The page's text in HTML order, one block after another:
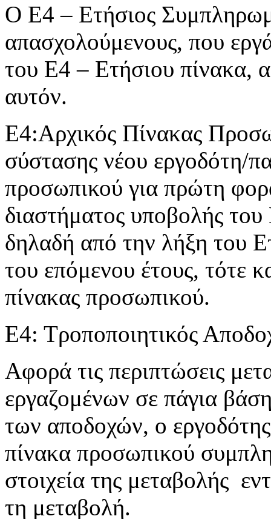
Ο Ε4 – Ετήσιος
απασχολούμενους, που
του Ε4 – Ετήσιου πίνακα,
αυτόν.
Ε4:Αρχικός Πίνακας
σύστασης νέου εργοδότη/
προσωπικού για πρώτη
διαστήματος υποβολής
δηλαδή από την λήξη του
του επόμενου έτους, τότε
πίνακας προσωπικού.
Ε4: Τροποποιητικός
Αφορά τις περιπτώσεις
εργαζομένων σε πάγια
των αποδοχών, ο
πίνακα προσωπικού
στοιχεία της μεταβολής
τη μεταβολή.